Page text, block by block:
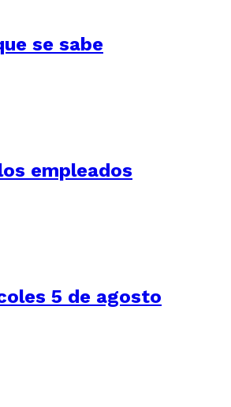
se sabe
empleados
5 de agosto